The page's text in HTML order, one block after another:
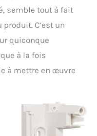
semble tout à fait
C’est un
quiconque
à la fois
à mettre en œuvre